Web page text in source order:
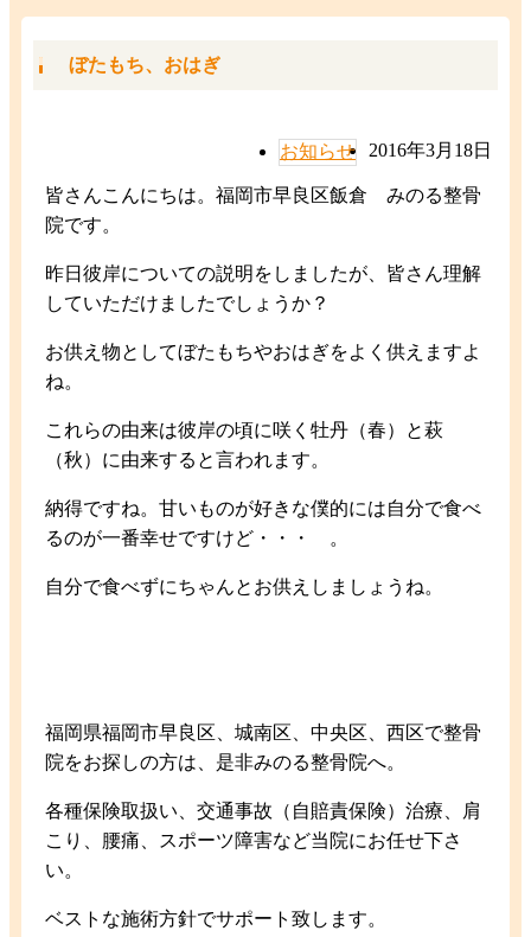
ぼたもち、おはぎ
2016年3月18日
お知らせ
皆さんこんにちは。福岡市早良区飯倉 みのる整骨
院です。
昨日彼岸についての説明をしましたが、皆さん理解
していただけましたでしょうか？
お供え物としてぼたもちやおはぎをよく供えますよ
ね。
これらの由来は彼岸の頃に咲く牡丹（春）と萩
（秋）に由来すると言われます。
納得ですね。甘いものが好きな僕的には自分で食べ
るのが一番幸せですけど・・・ 。
自分で食べずにちゃんとお供えしましょうね。
福岡県福岡市早良区、城南区、中央区、西区で整骨
院をお探しの方は、是非みのる整骨院へ。
各種保険取扱い、交通事故（自賠責保険）治療、肩
こり、腰痛、スポーツ障害など当院にお任せ下さ
い。
ベストな施術方針でサポート致します。